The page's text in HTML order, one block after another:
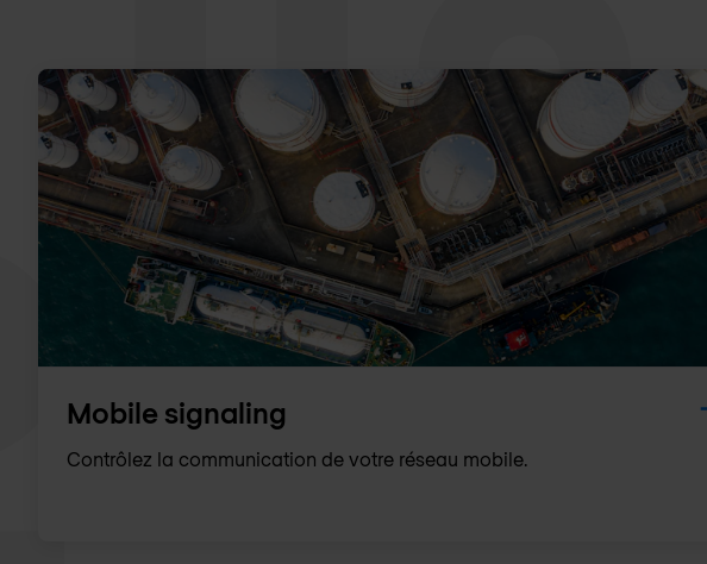
Mobile signaling
Contrôlez la communication de votre réseau mobile.